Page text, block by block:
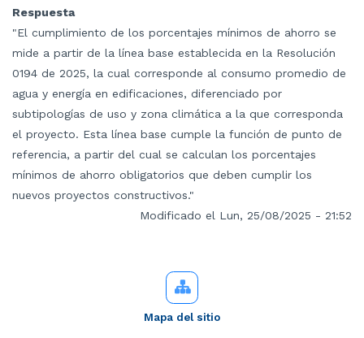
Respuesta
"El cumplimiento de los porcentajes mínimos de ahorro se
mide a partir de la línea base establecida en la Resolución
0194 de 2025, la cual corresponde al consumo promedio de
agua y energía en edificaciones, diferenciado por
subtipologías de uso y zona climática a la que corresponda
el proyecto. Esta línea base cumple la función de punto de
referencia, a partir del cual se calculan los porcentajes
mínimos de ahorro obligatorios que deben cumplir los
nuevos proyectos constructivos."
Modificado el Lun, 25/08/2025 - 21:52
Mapa del sitio